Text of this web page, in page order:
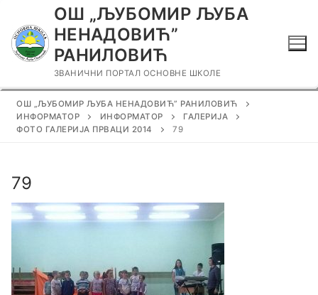
садржаја
ОШ „ЉУБОМИР ЉУБА
НЕНАДОВИЋ”
РАНИЛОВИЋ
ЗВАНИЧНИ ПОРТАЛ ОСНОВНЕ ШКОЛЕ
ОШ „ЉУБОМИР ЉУБА НЕНАДОВИЋ” РАНИЛОВИЋ
ИНФОРМАТОР
ИНФОРМАТОР
ГАЛЕРИЈА
ФОТО ГАЛЕРИЈА ПРВАЦИ 2014
79
79